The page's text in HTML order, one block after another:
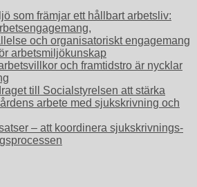
som främjar ett hållbart arbetsliv:
och organisatoriskt engagemang
arbetsmiljökunskap
och framtidstro är nycklar
till Socialstyrelsen att stärka
arbete med sjukskrivning och
– att koordinera sjukskrivnings-